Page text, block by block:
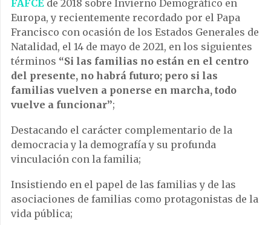
FAFCE de 2018 sobre Invierno Demográfico en
Europa, y recientemente recordado por el Papa
Francisco con ocasión de los Estados Generales de
Natalidad, el 14 de mayo de 2021, en los siguientes
términos “Si las familias no están en el centro
del presente, no habrá futuro; pero si las
familias vuelven a ponerse en marcha, todo
vuelve a funcionar”;
Destacando el carácter complementario de la
democracia y la demografía y su profunda
vinculación con la familia;
Insistiendo en el papel de las familias y de las
asociaciones de familias como protagonistas de la
vida pública;